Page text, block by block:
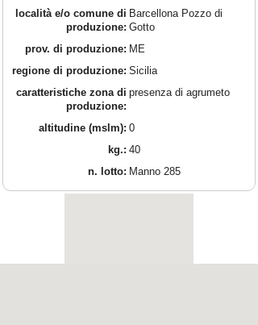
località e/o comune di
produzione:
Barcellona Pozzo di
Gotto
prov. di produzione: ME
regione di produzione: Sicilia
caratteristiche zona di
produzione:
presenza di agrumeto
altitudine (mslm): 0
kg.: 40
n. lotto: Manno 285